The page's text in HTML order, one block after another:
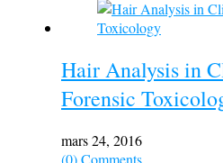
Hair Analysis in
Forensic
mars 24, 2016
(0) Comments